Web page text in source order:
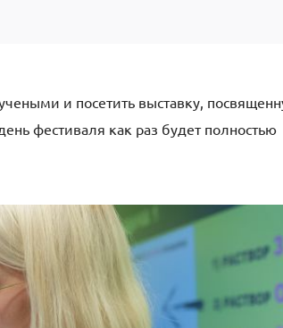
и посетить выставку,
фестиваля как раз будет полностью